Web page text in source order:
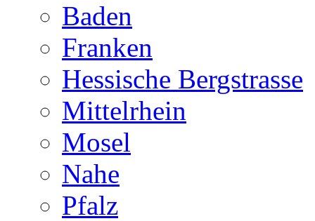
Baden
Franken
Hessische Bergstrasse
Mittelrhein
Mosel
Nahe
Pfalz